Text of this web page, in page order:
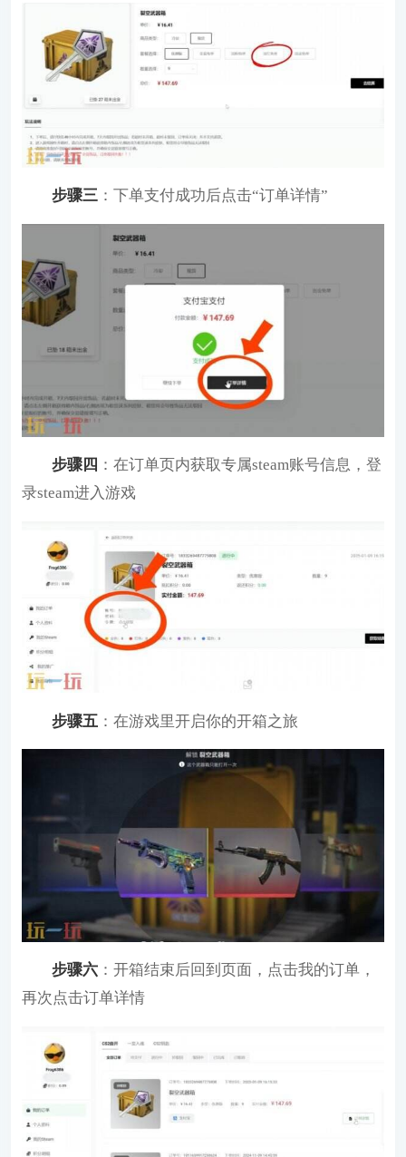
步骤三 ：下单支付成功后点击“订单详情”
步骤四 ：在订单页内获取专属steam账号信息，登
录steam进入游戏
步骤五 ：在游戏里开启你的开箱之旅
步骤六 ：开箱结束后回到页面，点击我的订单，
再次点击订单详情